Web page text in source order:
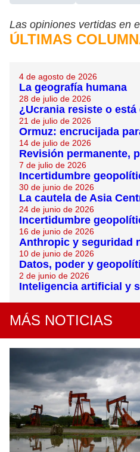
Las opiniones vertidas en
ÚLTIMAS
4 de agosto de 2026
La geografía humana
28 de julio de 2026
¿Ucrania resiste o
21 de julio de 2026
Ormuz: encrucijada
14 de julio de 2026
Revisión permanente,
7 de julio de 2026
Incertidumbre
30 de junio de 2026
La cautela de Asia
24 de junio de 2026
Incertidumbre
16 de junio de 2026
Anthropic y seguridad
10 de junio de 2026
Datos, poder y
2 de junio de 2026
Inteligencia artificial y
MÁS NOTICIAS